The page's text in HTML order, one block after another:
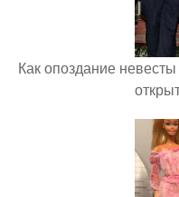
Как опоздание